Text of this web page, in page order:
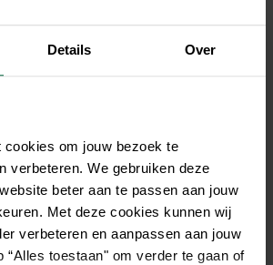
Details Over
cookies om jouw bezoek te
verbeteren. We gebruiken deze
beter aan te passen aan jouw
Met deze cookies kunnen wij
verbeteren en aanpassen aan jouw
“Alles toestaan" om verder te gaan of
schaduwdoek is een pergola met
Die kan je makkelijk open en dicht